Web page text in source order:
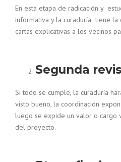
En esta etapa de radicación y
informativa y la curaduría tiene la
cartas explicativas a los vecinos
Segunda
Si todo se cumple, la curaduría
visto bueno, la coordinación
luego se expide un valor o cargo
del proyecto.